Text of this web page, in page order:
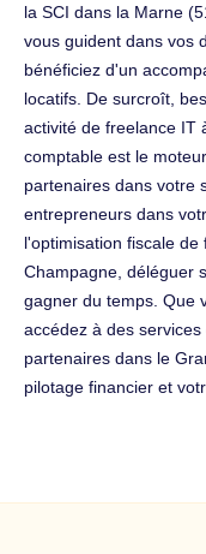
la SCI dans la Marne
vous guident dans vos
bénéficiez d'un
locatifs. De surcroît,
activité de freelance IT
comptable est le
partenaires dans votre
entrepreneurs dans
l'optimisation fiscale
Champagne, déléguer
gagner du temps. Que
accédez à des
partenaires dans le
pilotage financier et